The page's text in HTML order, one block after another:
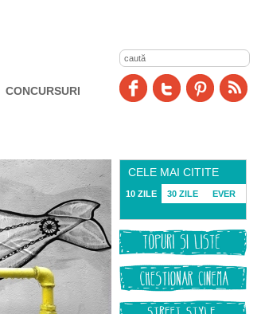
CONCURSURI
CELE MAI CITITE
10 ZILE 30 ZILE EVER